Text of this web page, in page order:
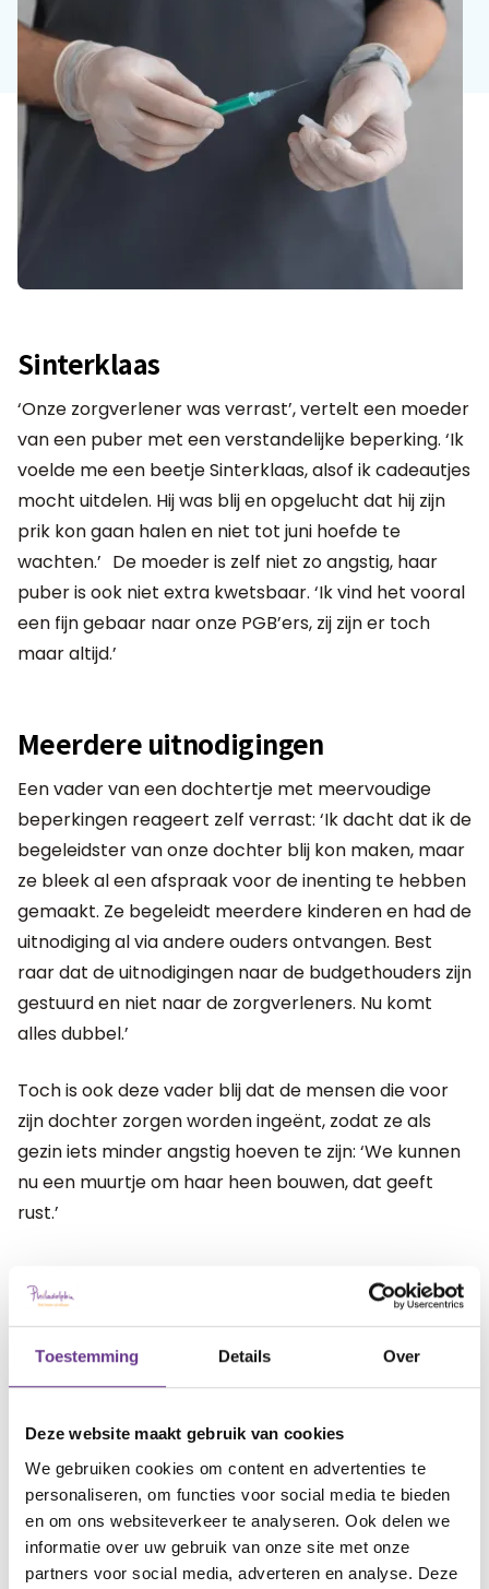
Toestemming Details Over
Deze website maakt gebruik van cookies
We gebruiken cookies om content en advertenties te
personaliseren, om functies voor social media te bieden
en om ons websiteverkeer te analyseren. Ook delen we
informatie over uw gebruik van onze site met onze
partners voor social media, adverteren en analyse. Deze
Sinterklaas
‘Onze zorgverlener was verrast’, vertelt een moeder
van een puber met een verstandelijke beperking. ‘Ik
voelde me een beetje Sinterklaas, alsof ik cadeautjes
mocht uitdelen. Hij was blij en opgelucht dat hij zijn
prik kon gaan halen en niet tot juni hoefde te
wachten.’ De moeder is zelf niet zo angstig, haar
puber is ook niet extra kwetsbaar. ‘Ik vind het vooral
een fijn gebaar naar onze PGB’ers, zij zijn er toch
maar altijd.’
Meerdere uitnodigingen
Een vader van een dochtertje met meervoudige
beperkingen reageert zelf verrast: ‘Ik dacht dat ik de
begeleidster van onze dochter blij kon maken, maar
ze bleek al een afspraak voor de inenting te hebben
gemaakt. Ze begeleidt meerdere kinderen en had de
uitnodiging al via andere ouders ontvangen. Best
raar dat de uitnodigingen naar de budgethouders zijn
gestuurd en niet naar de zorgverleners. Nu komt
alles dubbel.’
Toch is ook deze vader blij dat de mensen die voor
zijn dochter zorgen worden ingeënt, zodat ze als
gezin iets minder angstig hoeven te zijn: ‘We kunnen
nu een muurtje om haar heen bouwen, dat geeft
rust.’
(On)betaalde mantelzorgers
Een andere vader is ook formeel zorgverlener; hij
fijn, maar ook gek. Want alle ouders die zichzelf niet
uitbetalen, maar natuurlijk wel veel zorg verlenen,
krijgen de oproep niet. Zij zullen voorzichtig moeten
blijven doen.’